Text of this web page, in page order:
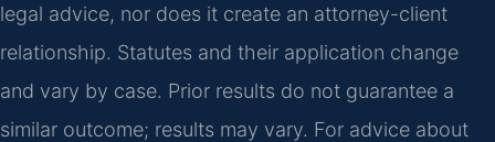
legal advice, nor does it create an attorney-client
relationship. Statutes and their application change
and vary by case. Prior results do not guarantee a
similar outcome; results may vary. For advice about